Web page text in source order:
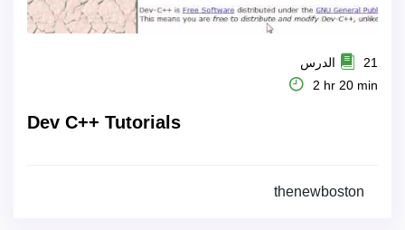
21 الدرس
2 hr 20 min
Dev C++ Tutorials
thenewboston